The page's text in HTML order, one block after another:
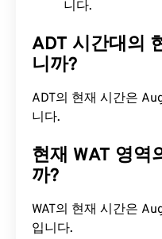
니다.
ADT 시간대의
니까?
ADT의 현재 시간은
니다.
현재 WAT 영역
까?
WAT의 현재 시간은
입니다.